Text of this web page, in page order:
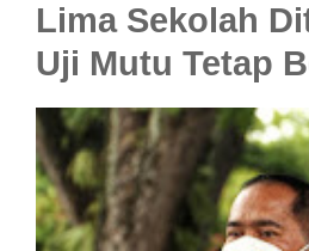
Lima Sekolah
Uji Mutu Tetap